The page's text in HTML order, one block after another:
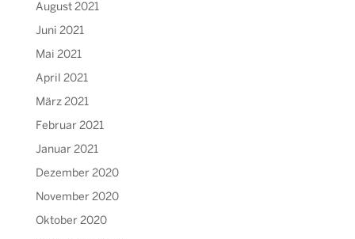
August 2021
Juni 2021
Mai 2021
April 2021
März 2021
Februar 2021
Januar 2021
Dezember 2020
November 2020
Oktober 2020